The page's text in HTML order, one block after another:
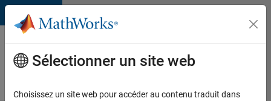
Passer au contenu
Votre
carrière
chez
Sélectionner un site web
Choisissez un site web pour accéder au contenu traduit dans